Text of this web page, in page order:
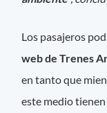
Los pasajeros
web de Trenes
en tanto que
este medio